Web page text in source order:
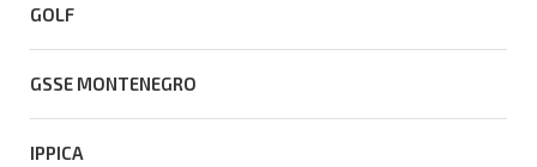
GOLF
GSSE MONTENEGRO
IPPICA